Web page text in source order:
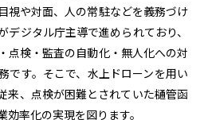
視や対面、人の常駐などを義務づけ
ジタル庁主導で進められており、
点検・監査の自動化・無人化への対
です。そこで、水上ドローンを用い
来、点検が困難とされていた樋管函
率化の実現を図ります。